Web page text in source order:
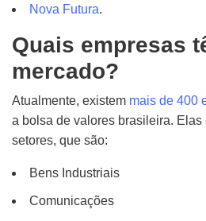
Nova Futura.
Quais empresas
mercado?
Atualmente, existem mais de 400
a bolsa de valores brasileira.
setores, que são:
Bens Industriais
Comunicações